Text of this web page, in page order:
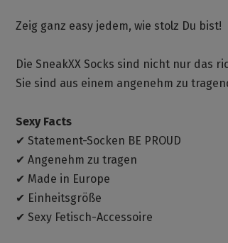
Zeig ganz easy jedem, wie stolz Du bist!
Die SneakXX Socks sind nicht nur das
Sie sind aus einem angenehm zu
Sexy Facts
✔ Statement-Socken BE PROUD
✔ Angenehm zu tragen
✔ Made in Europe
✔ Einheitsgröße
✔ Sexy Fetisch-Accessoire